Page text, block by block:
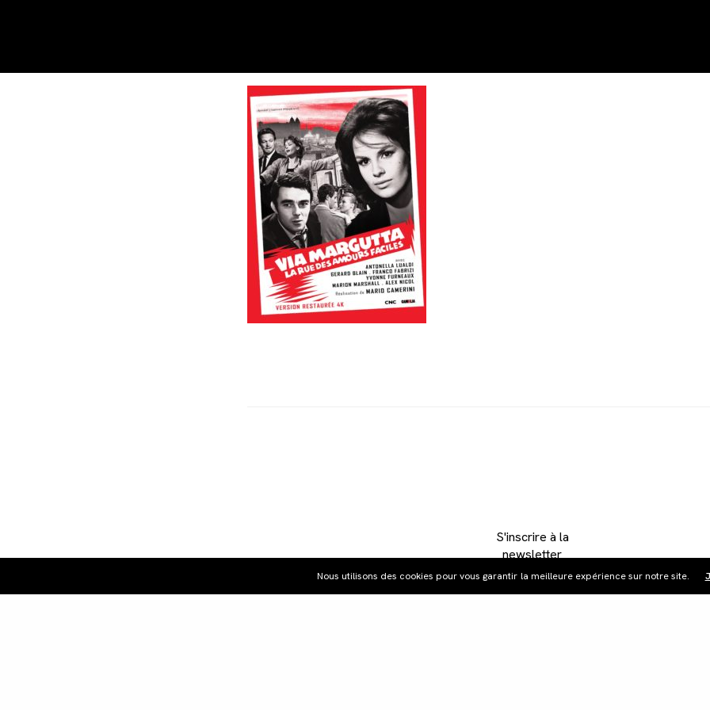
S'inscrire à la
newsletter
Nous utilisons des cookies pour vous garantir la meilleure expérience sur notre site.